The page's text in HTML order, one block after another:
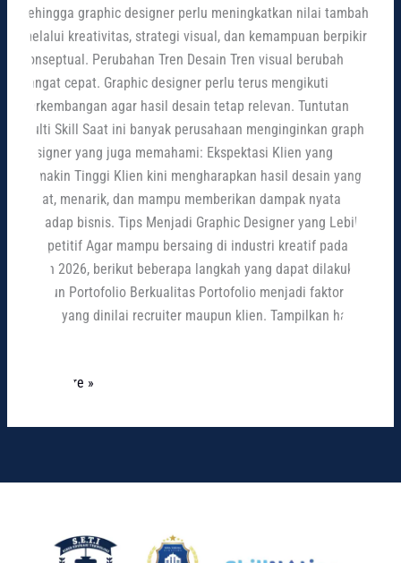
sehingga graphic designer perlu meningkatkan nilai tambah
melalui kreativitas, strategi visual, dan kemampuan berpikir
konseptual. Perubahan Tren Desain Tren visual berubah
sangat cepat. Graphic designer perlu terus mengikuti
perkembangan agar hasil desain tetap relevan. Tuntutan
Multi Skill Saat ini banyak perusahaan menginginkan graphic
designer yang juga memahami: Ekspektasi Klien yang
Semakin Tinggi Klien kini mengharapkan hasil desain yang
cepat, menarik, dan mampu memberikan dampak nyata
terhadap bisnis. Tips Menjadi Graphic Designer yang Lebih
Kompetitif Agar mampu bersaing di industri kreatif pada
tahun 2026, berikut beberapa langkah yang dapat dilakukan.
Bangun Portofolio Berkualitas Portofolio menjadi faktor
utama yang dinilai recruiter maupun klien. Tampilkan hasil
Read More »